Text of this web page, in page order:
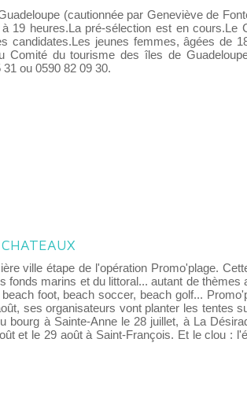
(cautionnée par Geneviève de
19 heures.La pré-sélection est en cours.Le
candidates.Les jeunes femmes, âgées de
Comité du tourisme des îles de
ou 0590 82 09 30.
ville étape de l'opération Promo'plage.
marins et du littoral... autant de thèmes
foot, beach soccer, beach golf...
ses organisateurs vont planter les tentes
bourg à Sainte-Anne le 28 juillet, à La
et le 29 août à Saint-François. Et le clou :